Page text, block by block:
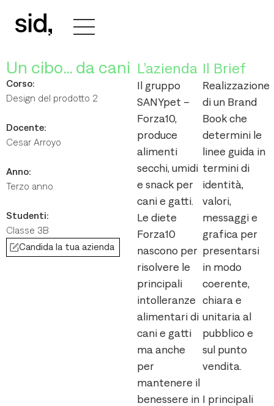
Un cibo… da cani
Corso:
Design del prodotto 2
Docente:
Cesar Arroyo
Anno:
Terzo anno
Studenti:
Classe 3B
Candida la tua azienda
L’azienda
Il gruppo
SANYpet –
Forza10,
produce
alimenti
secchi, umidi
e snack per
cani e gatti.
Le diete
Forza10
nascono per
risolvere le
principali
intolleranze
alimentari di
cani e gatti
ma anche
per
mantenere il
benessere in
Il Brief
Realizzazione
di un Brand
Book che
determini le
linee guida in
termini di
identità,
valori,
messaggi e
grafica per
presentarsi
in modo
coerente,
chiara e
unitaria al
pubblico e
sul punto
vendita.
I principali